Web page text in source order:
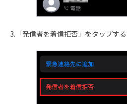
3.「発信者を着信拒否」をタップする